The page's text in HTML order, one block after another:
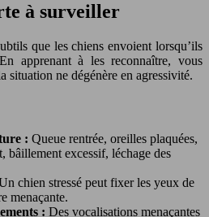
à surveiller
que les chiens envoient lorsqu’ils
apprenant à les reconnaître, vous
situation ne dégénère en agressivité.
: Queue rentrée, oreilles plaquées,
bâillement excessif, léchage des
chien stressé peut fixer les yeux de
menaçante.
: Des vocalisations menaçantes